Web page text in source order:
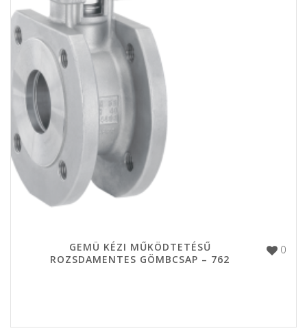
0
GEMÜ KÉZI MŰKÖDTETÉSŰ
ROZSDAMENTES GÖMBCSAP – 762